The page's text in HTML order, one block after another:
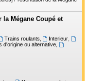
la Mégane Coupé et
Trains roulants Interieur
d'origine ou alternative,